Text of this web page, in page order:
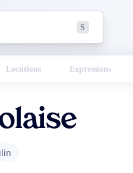
S
Locutions Expressions